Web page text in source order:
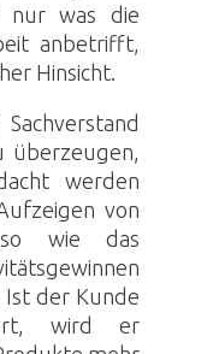
nur was die
anbetrifft,
Hinsicht.
überzeugen,
werden
von
wie das
Ist der Kunde
wird er